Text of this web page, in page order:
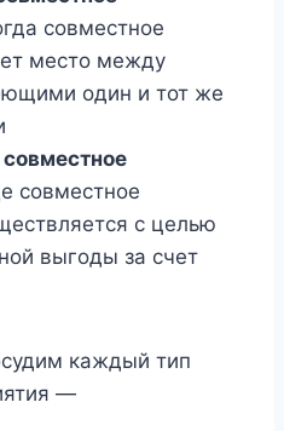
совместное
место между
один и тот же
совместное
с целью
выгоды за счет
каждый тип
—